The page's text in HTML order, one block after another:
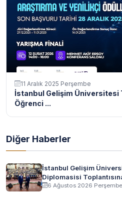
11 Aralık 2025 Perşembe
İstanbul Gelişim Üniversitesi
Öğrenci ...
Diğer Haberler
İstanbul Gelişim
Diplomasisi
6 Ağustos 2026 Perşembe